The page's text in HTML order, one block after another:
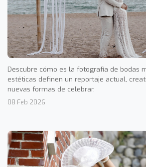
Descubre cómo es la fotografía de bodas
estéticas definen un reportaje actual,
nuevas formas de celebrar.
08 Feb 2026